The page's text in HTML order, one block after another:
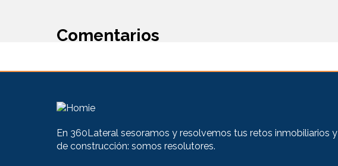
Comentarios
En 360Lateral sesoramos y resolvemos tus retos inmobiliarios y
de construcción: somos resolutores.